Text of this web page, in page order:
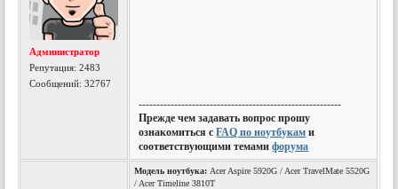
Администратор
Репутация:2483
Сообщений: 32767
---------------------------------------------------------
Прежде чем задавать вопрос прошу
ознакомиться сFAQ по ноутбукам и
соответствующими темамифорума
Модель ноутбука: Acer Aspire 5920G / Acer TravelMate 5520G
/ Acer Timeline 3810T